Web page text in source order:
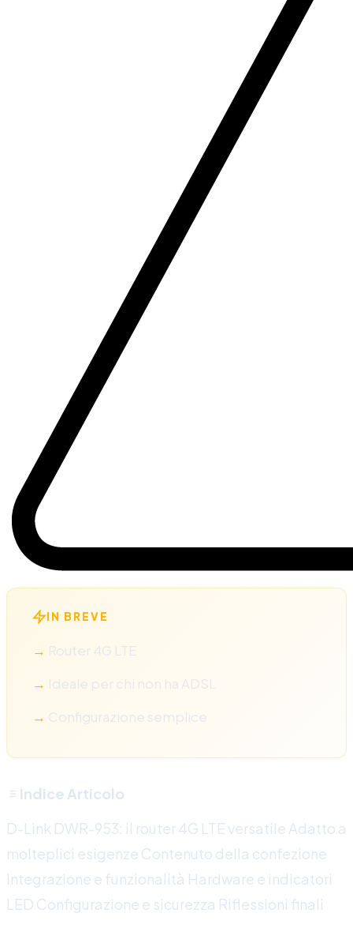
IN BREVE
Router 4G LTE
Ideale per chi non ha ADSL
Configurazione semplice
Indice Articolo
D-Link DWR-953: il router 4G LTE versatile Adatto a
molteplici esigenze Contenuto della confezione
Integrazione e funzionalità Hardware e indicatori
LED Configurazione e sicurezza Riflessioni finali